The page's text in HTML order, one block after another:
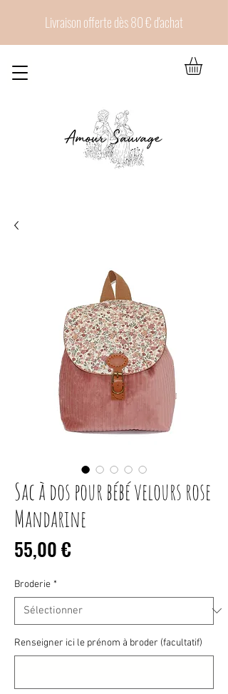
Livraison offerte dès 80 € d'achat
Sac à dos pour bébé velours rose
Mandarine
55,00 €
Broderie *
Renseigner ici le prénom à broder (facultatif)